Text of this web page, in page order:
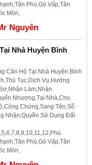
Phú,Gò Vấp,Tân
Môn,
Nguyên
Nhà Huyện Bình
Căn Hộ Tại Nhà Huyện Bình
Tục,Dịch Vụ,Hướng
Làm,Nhận
Nhượng,Tại Nhà,Cho
Chứng,Sang Tên,Sổ
Nhận,Quyền Sử Dụng Đất
Phú,Gò Vấp,Tân
Môn,